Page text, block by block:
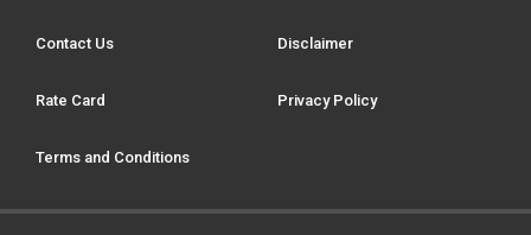
Contact Us Disclaimer
Rate Card Privacy Policy
Terms and Conditions